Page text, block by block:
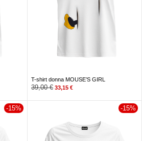
T-shirt donna MOUSE’S GIRL
39,00€ 33,15 €
-15% -15%